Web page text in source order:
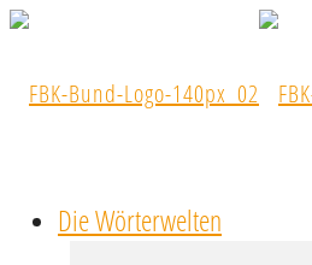
Die Wörterwelten